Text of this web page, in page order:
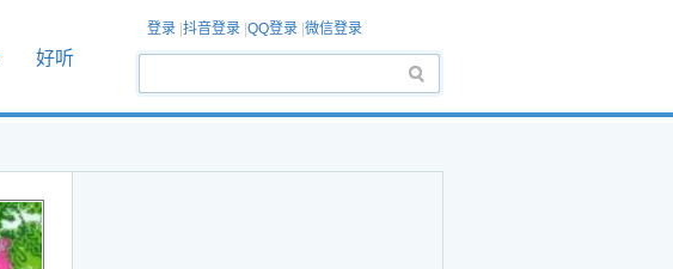
好听
登录 抖音登录 QQ登录 微信登录